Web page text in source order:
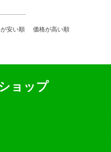
安い順 価格が高い順
ョップ